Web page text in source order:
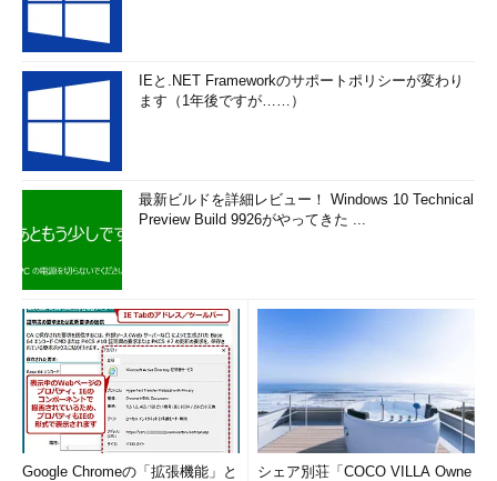
IEと.NET Frameworkのサポートポリシーが変わり
ます（1年後ですが……）
最新ビルドを詳細レビュー！ Windows 10 Technical
Preview Build 9926がやってきた ...
Google Chromeの「拡張機能」と
シェア別荘「COCO VILLA Owne